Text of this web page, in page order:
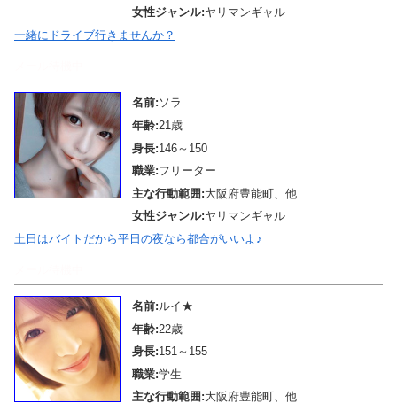
女性ジャンル:ヤリマンギャル
一緒にドライブ行きませんか？
名前: ソラ
年齢:21歳
身長:146～150
職業:フリーター
主な行動範囲:大阪府豊能町、他
女性ジャンル:ヤリマンギャル
土日はバイトだから平日の夜なら都合がいいよ♪
名前:ルイ★
年齢:22歳
身長:151～155
職業:学生
主な行動範囲:大阪府豊能町、他